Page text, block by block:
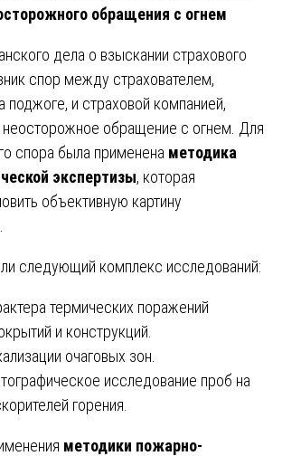
обращения с огнем
дела о взыскании страхового
спор между страхователем,
поджоге, и страховой компанией,
неосторожное обращение с огнем. Для
спора была применена методика
экспертизы, которая
объективную картину
следующий комплекс исследований:
термических поражений
и конструкций.
очаговых зон.
исследование проб на
горения.
методики пожарно-